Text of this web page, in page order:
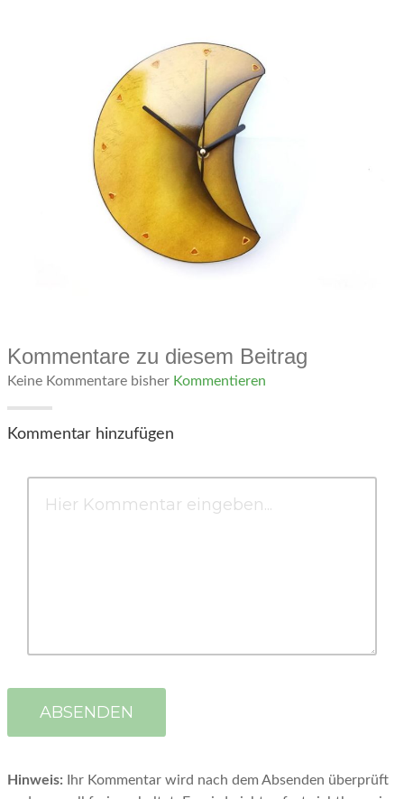
Kommentare zu diesem Beitrag
Keine Kommentare bisher Kommentieren
Kommentar hinzufügen
Hinweis: Ihr Kommentar wird nach dem Absenden überprüft